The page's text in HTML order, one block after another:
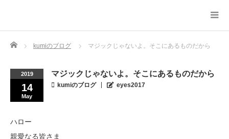
Home kumiのブログ マジックじゃないよ。そこにあるものだから
2019
14
May
マジックじゃないよ。そこにあるものだから
kumiのブログ eyes2017
ハロー
親愛なる皆さま